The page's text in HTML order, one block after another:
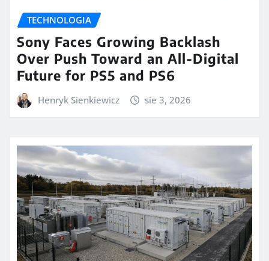
TECHNOLOGIA
Sony Faces Growing Backlash
Over Push Toward an All-Digital
Future for PS5 and PS6
Henryk Sienkiewicz sie 3, 2026